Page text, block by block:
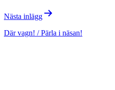
Nästa inlägg
Där vagn! / Pärla i näsan!